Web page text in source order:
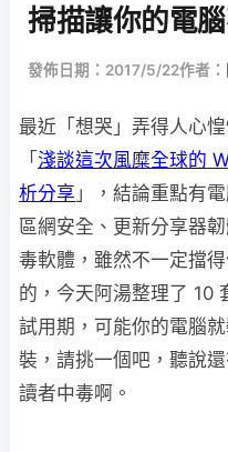
掃描讓你的電
發佈日期：2017/5/22作者：
最近「想哭」弄得人心
「 淺談這次風糜全球的
析分享 」，結論重點有
區網安全、更新分享器
毒軟體，雖然不一定擋
的，今天阿湯整理了 10
試用期，可能你的電腦
裝，請挑一個吧，聽說
讀者中毒啊。